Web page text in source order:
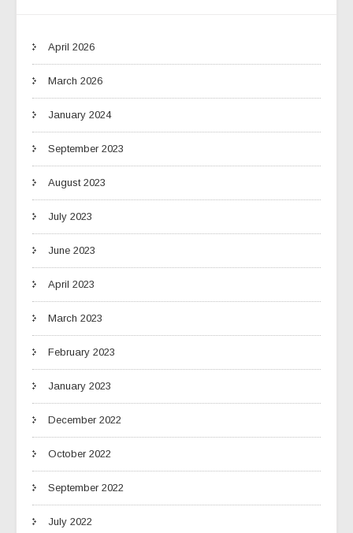
April 2026
March 2026
January 2024
September 2023
August 2023
July 2023
June 2023
April 2023
March 2023
February 2023
January 2023
December 2022
October 2022
September 2022
July 2022